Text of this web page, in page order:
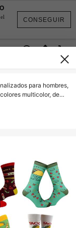
CONSEGUIR
para hombres,
multicolor, de
aptos para todo el
transpirables y
para uso diario, de